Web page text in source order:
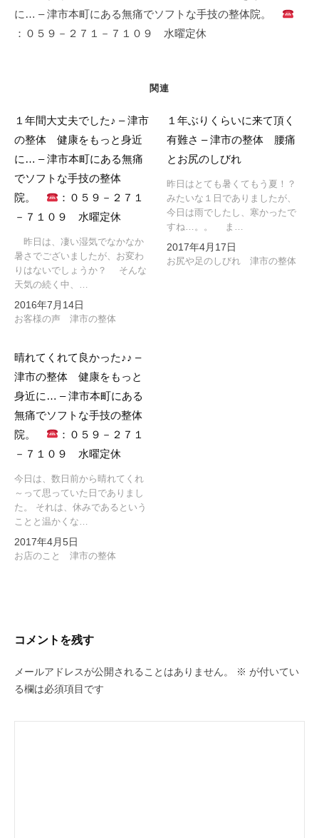
ー
シ
に… – 津市本町にある無痛でソフトな手技の整体院。
：０５９－２７１－７１０９ 水曜定休
関連
１年間大丈夫でした♪ – 津市
の整体 健康をもっと身近
に… – 津市本町にある無痛
でソフトな手技の整体
院。
：０５９－２７１
－７１０９ 水曜定休
昨日は、凄い湿気でなかなか
暑さでございましたが、お変わ
りはないでしょうか？ そんな
天気の続く中、…
2016年7月14日
お客様の声 津市の整体
１年ぶりくらいに来て頂く
有難さ – 津市の整体 腰痛
とお尻のしびれ
昨日はとても暑くてもう夏！？
みたいな１日でありましたが、
今日は雨でしたし、寒かったで
すね…。。 ま…
2017年4月17日
お尻や足のしびれ 津市の整体
晴れてくれて良かった♪♪ –
津市の整体 健康をもっと
身近に… – 津市本町にある
無痛でソフトな手技の整体
院。
：０５９－２７１
－７１０９ 水曜定休
今日は、数日前から晴れてくれ
～って思っていた日でありまし
た。 それは、休みであるという
ことと温かくな…
2017年4月5日
お店のこと 津市の整体
コメントを残す
メールアドレスが公開されることはありません。 ※ が付いてい
る欄は必須項目です